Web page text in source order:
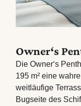
Owner‘s
Die Owner‘s
195 m² eine
weitläufige
Bugseite des